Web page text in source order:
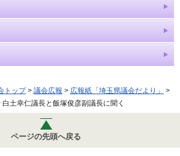
トップ> 議会広報 > 広報紙「埼玉県議会だより」
>
白土幸仁議長と飯塚俊彦副議長に聞く
ページの先頭へ戻る